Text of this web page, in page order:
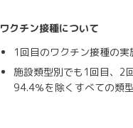
ワクチン接種について
1回目のワクチン接種の
施設類型別でも1回目、2
94.4％を除くすべての類